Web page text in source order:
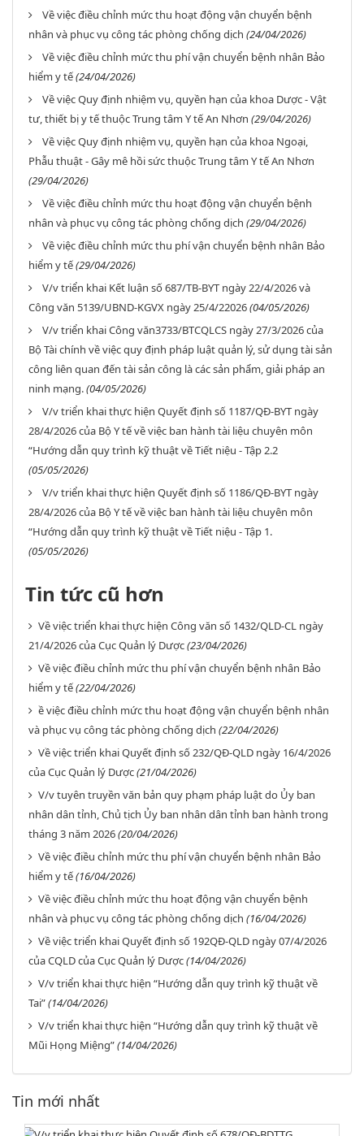
Về việc điều chỉnh mức thu hoạt động vận chuyển bệnh
nhân và phục vụ công tác phòng chống dịch (24/04/2026)
Về việc điều chỉnh mức thu phí vận chuyển bệnh nhân Bảo
hiểm y tế(24/04/2026)
Về việc Quy định nhiệm vụ, quyền hạn của khoa Dược - Vật
tư, thiết bị y tế thuộc Trung tâm Y tế An Nhơn (29/04/2026)
Về việc Quy định nhiệm vụ, quyền hạn của khoa Ngoại,
Phẫu thuật - Gây mê hồi sức thuộc Trung tâm Y tế An Nhơn
(29/04/2026)
Về việc điều chỉnh mức thu hoạt động vận chuyển bệnh
nhân và phục vụ công tác phòng chống dịch (29/04/2026)
Về việc điều chỉnh mức thu phí vận chuyển bệnh nhân Bảo
hiểm y tế(29/04/2026)
V/v triển khai Kết luận số 687/TB-BYT ngày 22/4/2026 và
Công văn 5139/UBND-KGVX ngày 25/4/22026(04/05/2026)
V/v triển khai Công văn3733/BTCQLCS ngày 27/3/2026 của
Bộ Tài chính về việc quy định pháp luật quản lý, sử dụng tài sản
công liên quan đến tài sản công là các sản phẩm, giải pháp an
ninh mạng.(04/05/2026)
V/v triển khai thực hiện Quyết định số 1187/QĐ-BYT ngày
28/4/2026 của Bộ Y tế về việc ban hành tài liệu chuyên môn
“Hướng dẫn quy trình kỹ thuật về Tiết niệu - Tập 2.2
(05/05/2026)
V/v triển khai thực hiện Quyết định số 1186/QĐ-BYT ngày
28/4/2026 của Bộ Y tế về việc ban hành tài liệu chuyên môn
“Hướng dẫn quy trình kỹ thuật về Tiết niệu - Tập 1.
(05/05/2026)
Tin tức cũ hơn
Về việc triển khai thực hiện Công văn số 1432/QLD-CL ngày
21/4/2026 của Cục Quản lý Dược(23/04/2026)
Về việc điều chỉnh mức thu phí vận chuyển bệnh nhân Bảo
hiểm y tế(22/04/2026)
ề việc điều chỉnh mức thu hoạt động vận chuyển bệnh nhân
và phục vụ công tác phòng chống dịch (22/04/2026)
Về việc triển khai Quyết định số 232/QĐ-QLD ngày 16/4/2026
của Cục Quản lý Dược(21/04/2026)
V/v tuyên truyền văn bản quy phạm pháp luật do Ủy ban
nhân dân tỉnh, Chủ tịch Ủy ban nhân dân tỉnh ban hành trong
tháng 3 năm 2026(20/04/2026)
Về việc điều chỉnh mức thu phí vận chuyển bệnh nhân Bảo
hiểm y tế(16/04/2026)
Về việc điều chỉnh mức thu hoạt động vận chuyển bệnh
nhân và phục vụ công tác phòng chống dịch (16/04/2026)
Về việc triển khai Quyết định số 192QĐ-QLD ngày 07/4/2026
của CQLD của Cục Quản lý Dược(14/04/2026)
V/v triển khai thực hiện “Hướng dẫn quy trình kỹ thuật về
Tai”(14/04/2026)
V/v triển khai thực hiện “Hướng dẫn quy trình kỹ thuật về
Mũi Họng Miệng”(14/04/2026)
Tin mới nhất